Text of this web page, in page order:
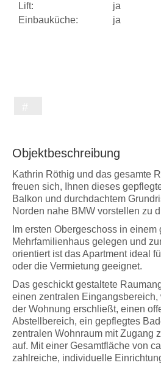
Lift:
ja
Einbauküche:
ja
Objektbeschreibung
Kathrin Röthig und das gesamte
freuen sich, Ihnen dieses
Balkon und durchdachtem
Norden nahe BMW vorstellen zu
Im ersten Obergeschoss in einem
Mehrfamilienhaus gelegen und
orientiert ist das Apartment ideal
oder die Vermietung geeignet.
Das geschickt gestaltete
einen zentralen
der Wohnung erschließt, einen
Abstellbereich, ein gepflegtes
zentralen Wohnraum mit Zugang
auf. Mit einer Gesamtfläche von
zahlreiche, individuelle